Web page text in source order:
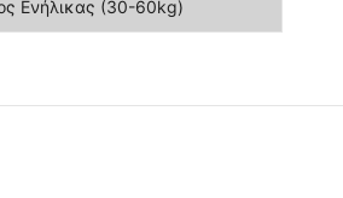
Ενήλικας (30-60kg)